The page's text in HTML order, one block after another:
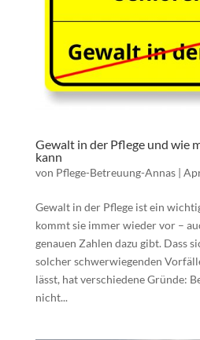
Gewalt in der Pflege und wie
kann
von Pflege-Betreuung-Annas|
Gewalt in der Pflege ist ein
kommt sie immer wieder vor –
genauen Zahlen dazu gibt. Dass
solcher schwerwiegenden
lässt, hat verschiedene Gründe:
nicht...